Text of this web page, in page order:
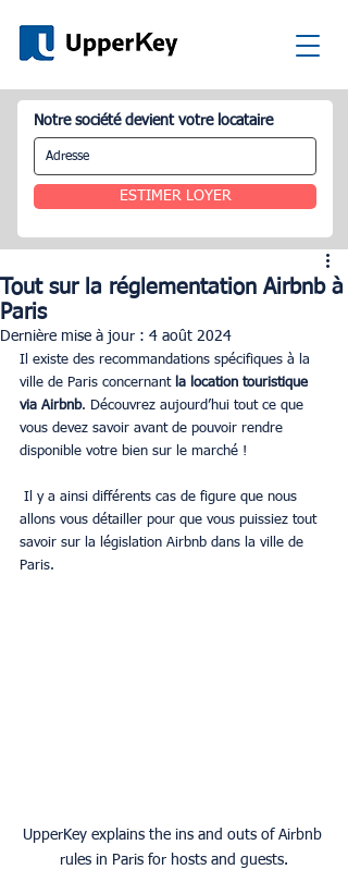
Notre société devient votre locataire
ESTIMER LOYER
Tout sur la réglementation Airbnb à
Paris
Dernière mise à jour : 4 août 2024
Il existe des recommandations spécifiques à la
ville de Paris concernant la location touristique
via Airbnb. Découvrez aujourd’hui tout ce que
vous devez savoir avant de pouvoir rendre
disponible votre bien sur le marché !
allons vous détailler pour que vous puissiez tout
savoir sur la législation Airbnb dans la ville de
Paris.
UpperKey explains the ins and outs of Airbnb
rules in Paris for hosts and guests.